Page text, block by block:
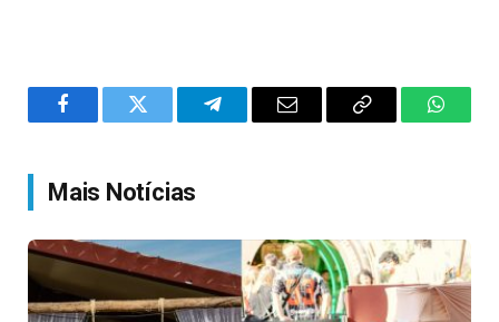
FacebookTwitter TelegramEmail
Copy
Mais Notícias